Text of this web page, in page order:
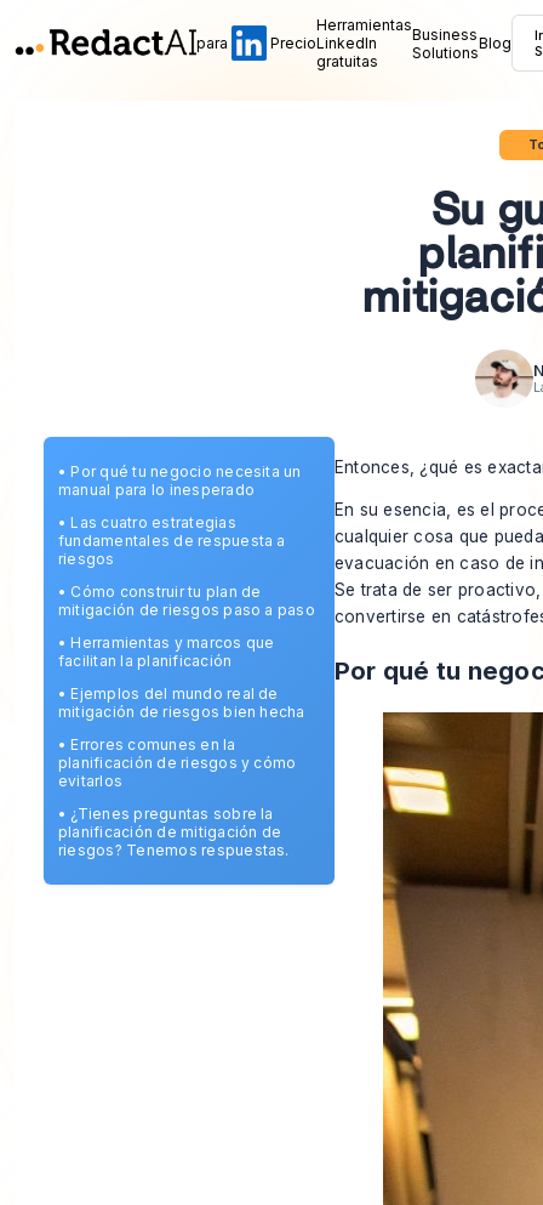
para Precio
Herramientas
LinkedIn
gratuitas
Business
SolutionsBlog
Su
• Por qué tu negocio necesita un
manual para lo inesperado
• Las cuatro estrategias
fundamentales de respuesta a
riesgos
• Cómo construir tu plan de
mitigación de riesgos paso a paso
• Herramientas y marcos que
facilitan la planificación
• Ejemplos del mundo real de
mitigación de riesgos bien hecha
• Errores comunes en la
planificación de riesgos y cómo
evitarlos
• ¿Tienes preguntas sobre la
planificación de mitigación de
riesgos? Tenemos respuestas.
Entonces, ¿qué es
En su esencia, es el
cualquier cosa que
evacuación en caso de
Se trata de ser
convertirse en
Por qué tu